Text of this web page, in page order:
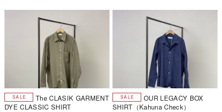
The CLASIK GARMENT
DYE CLASSIC SHIRT
OUR LEGACY BOX
SHIRT（Kahuna Check）